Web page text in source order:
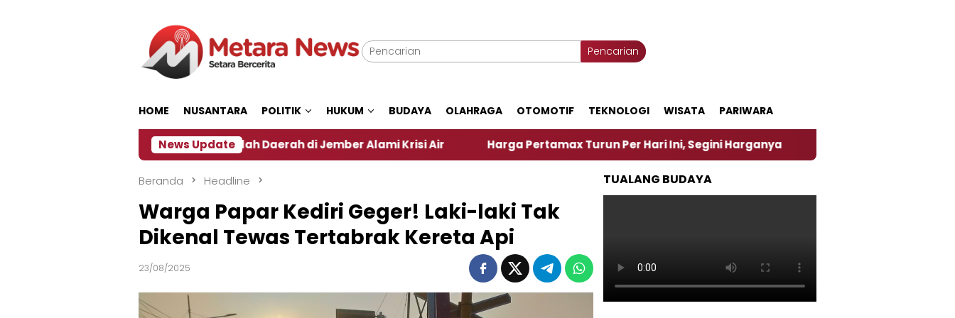
Pencarian
HOME NUSANTARA POLITIK HUKUM BUDAYA OLAHRAGA OTOMOTIF TEKNOLOGI WISATA PARIWARA
News Update
Dampak El Nino, Sejumlah Daerah di Jember Alami Krisi Air Harga Pertamax Turun Per Hari Ini, Segini Harganya ‎Nasirun Maestro Lukis Pemadu
Beranda Headline
Warga Papar Kediri Geger! Laki-laki Tak
Dikenal Tewas Tertabrak Kereta Api
23/08/2025
TUALANG BUDAYA